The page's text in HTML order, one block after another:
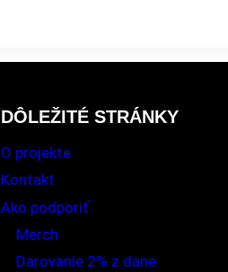
DÔLEŽITÉ STRÁNKY
O projekte
Kontakt
Ako podporiť
Merch
Darovanie 2% z dane